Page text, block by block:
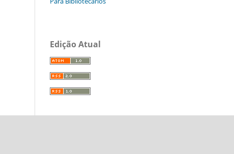
Edição Atual